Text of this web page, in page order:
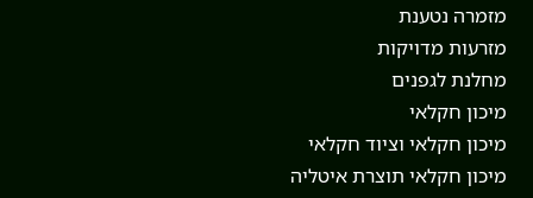
מזמרה נטענת
מזרעות מדויקות
מחלנת לגפנים
מיכון חקלאי
מיכון חקלאי וציוד חקלאי
מיכון חקלאי תוצרת איטליה